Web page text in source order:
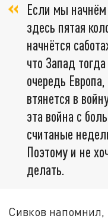
Если мы начнём
здесь пятая
начнётся
что Запад
очередь
втянется в
эта война с
считаные
Поэтому и не
делать.
Сивков напомнил,